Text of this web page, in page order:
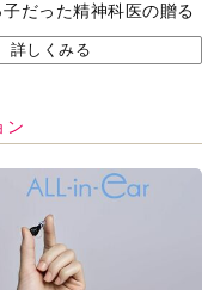
だった精神科医の贈る
詳しくみる
ン